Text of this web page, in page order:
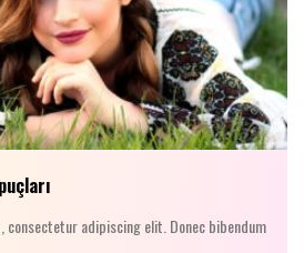
consectetur adipiscing elit. Donec bibendum